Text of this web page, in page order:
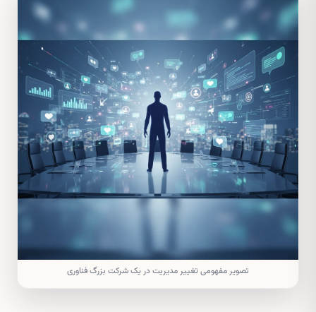
تصویر مفهومی تغییر مدیریت در یک شرکت بزرگ فناوری